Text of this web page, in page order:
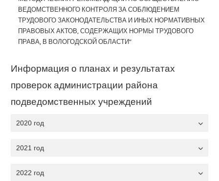
ВЕДОМСТВЕННОГО КОНТРОЛЯ ЗА СОБЛЮДЕНИЕМ
ТРУДОВОГО ЗАКОНОДАТЕЛЬСТВА И ИНЫХ НОРМАТИВНЫХ
ПРАВОВЫХ АКТОВ, СОДЕРЖАЩИХ НОРМЫ ТРУДОВОГО
ПРАВА, В ВОЛОГОДСКОЙ ОБЛАСТИ“
Информация о планах и результатах
проверок администрации района
подведомственных учреждений
2020 год
2021 год
2022 год